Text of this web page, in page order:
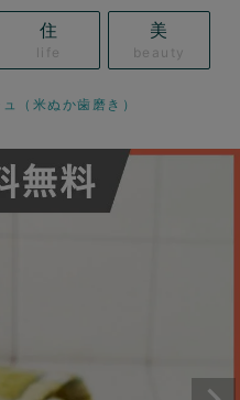
住
life
美
beauty
（米ぬか歯磨き）